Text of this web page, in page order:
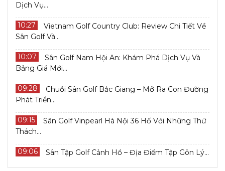
Dịch Vụ...
10:27
Vietnam Golf Country Club: Review Chi Tiết Về
Sân Golf Và...
10:07
Sân Golf Nam Hội An: Khám Phá Dịch Vụ Và
Bảng Giá Mới...
09:28
Chuỗi Sân Golf Bắc Giang – Mở Ra Con Đường
Phát Triển...
09:15
Sân Golf Vinpearl Hà Nội 36 Hố Với Những Thử
Thách...
09:06 Sân Tập Golf Cảnh Hồ – Địa Điểm Tập Gôn Lý...